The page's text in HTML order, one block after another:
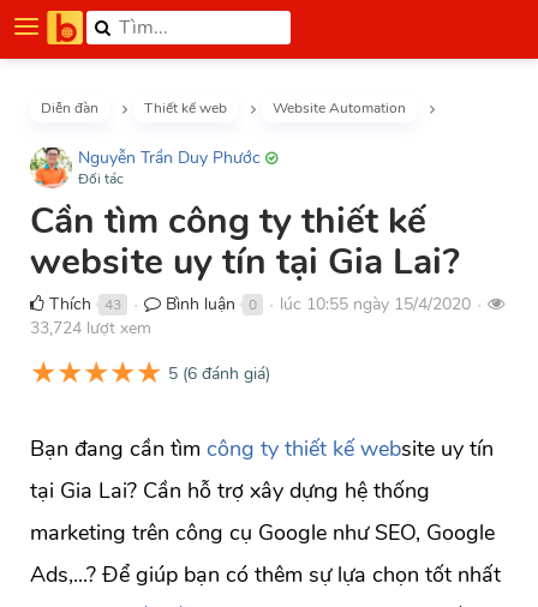
Diễn đàn Thiết kế web Website Automation
Nguyễn Trần Duy Phước
Đối tác
Cần tìm công ty thiết kế
website uy tín tại Gia Lai?
Thích 43 ● Bình luận 0 ● lúc 10:55 ngày 15/4/2020 ●
33,724 lượt xem
★★★★★ 5 (6 đánh giá)
Bạn đang cần tìm công ty thiết kế website uy tín
tại Gia Lai? Cần hỗ trợ xây dựng hệ thống
marketing trên công cụ Google như SEO, Google
Ads,...? Để giúp bạn có thêm sự lựa chọn tốt nhất